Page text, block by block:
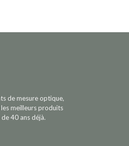
de mesure optique,
meilleurs produits
40 ans déjà.